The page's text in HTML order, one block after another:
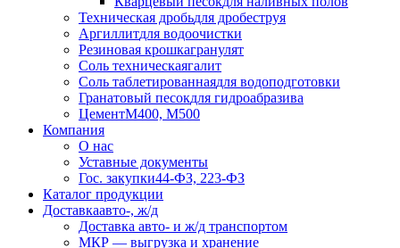
Техническая дробьдля дробеструя
Аргиллитдля водоочистки
Резиновая крошкагранулят
Соль техническаягалит
Соль таблетированнаядля водоподготовки
Гранатовый песокдля гидроабразива
ЦементМ400, М500
Компания
О нас
Уставные документы
Гос. закупки44-ФЗ, 223-ФЗ
Каталог продукции
Доставкаавто-, ж/д
Доставка авто- и ж/д транспортом
МКР — выгрузка и хранение